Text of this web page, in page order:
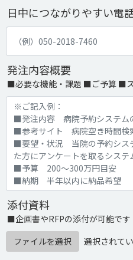
日中につながりやすい電
発注内容概要
■必要な機能・課題 ■ご予算 ■
添付資料
■企画書やRFPの添付が可能です
ファイルを選択
選択されて